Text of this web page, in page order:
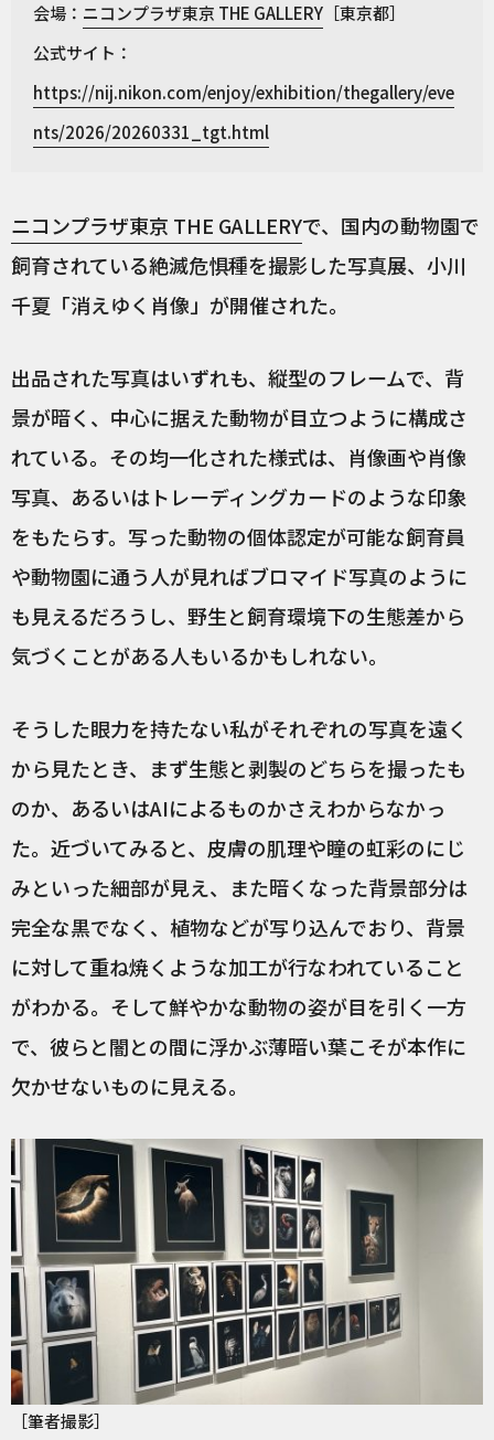
会場： ニコンプラザ東京 THE GALLERY ［東京都］
公式サイト：
https://nij.nikon.com/enjoy/exhibition/thegallery/eve
nts/2026/20260331_tgt.html
ニコンプラザ東京 THE GALLERYで、国内の動物園で
飼育されている絶滅危惧種を撮影した写真展、小川
千夏「消えゆく肖像」が開催された。
出品された写真はいずれも、縦型のフレームで、背
景が暗く、中心に据えた動物が目立つように構成さ
れている。その均一化された様式は、肖像画や肖像
写真、あるいはトレーディングカードのような印象
をもたらす。写った動物の個体認定が可能な飼育員
や動物園に通う人が見ればブロマイド写真のように
も見えるだろうし、野生と飼育環境下の生態差から
気づくことがある人もいるかもしれない。
そうした眼力を持たない私がそれぞれの写真を遠く
から見たとき、まず生態と剥製のどちらを撮ったも
のか、あるいはAIによるものかさえわからなかっ
た。近づいてみると、皮膚の肌理や瞳の虹彩のにじ
みといった細部が見え、また暗くなった背景部分は
完全な黒でなく、植物などが写り込んでおり、背景
に対して重ね焼くような加工が行なわれていること
がわかる。そして鮮やかな動物の姿が目を引く一方
で、彼らと闇との間に浮かぶ薄暗い葉こそが本作に
欠かせないものに見える。
［筆者撮影］